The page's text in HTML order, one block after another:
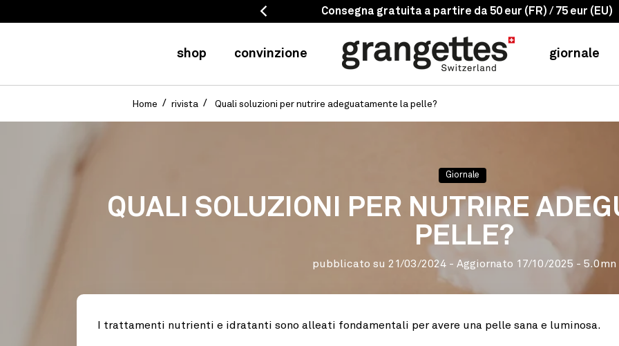
-10% su 5 prodotti
shop convinzione giornale
Home rivista Quali soluzioni per nutrire adeguatamente la pelle?
Giornale
QUALI SOLUZIONI PER NUTRIRE
PELLE?
pubblicato su 21/03/2024 - Aggiornato 17/10/2025 - 5.0mn
I trattamenti nutrienti e idratanti sono alleati fondamentali per avere una pelle sana e luminosa.